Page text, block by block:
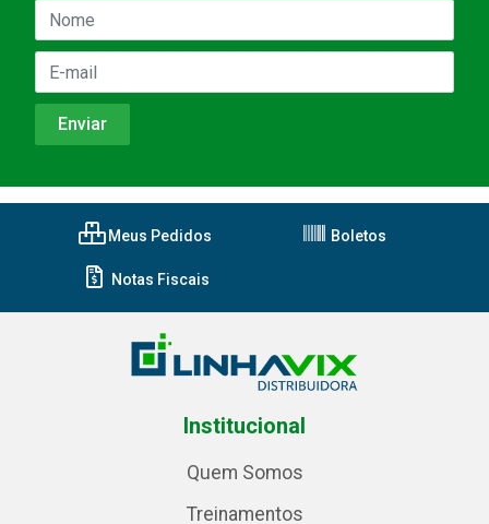
Meus Pedidos Boletos
Notas Fiscais
Institucional
Quem Somos
Treinamentos